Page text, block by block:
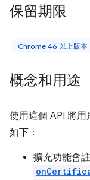
保留期限
Chrome 46 以上版本
概念和用途
使用這個 API 將
如下：
擴充功能會